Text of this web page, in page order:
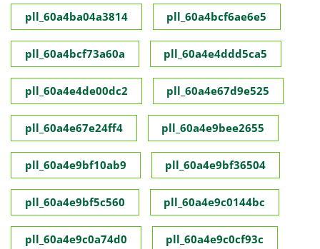
pll_60a4ba04a3814 pll_60a4bcf6ae6e5
pll_60a4bcf73a60a pll_60a4e4ddd5ca5
pll_60a4e4de00dc2 pll_60a4e67d9e525
pll_60a4e67e24ff4 pll_60a4e9bee2655
pll_60a4e9bf10ab9 pll_60a4e9bf36504
pll_60a4e9bf5c560 pll_60a4e9c0144bc
pll_60a4e9c0a74d0 pll_60a4e9c0cf93c